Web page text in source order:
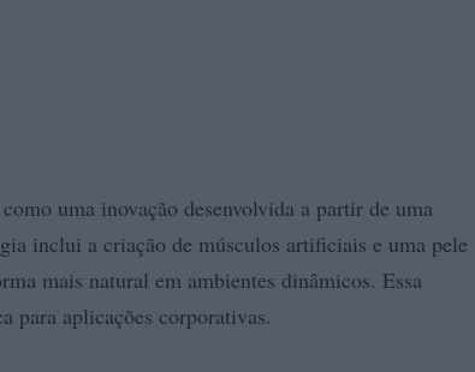
uma inovação desenvolvida a partir de uma
inclui a criação de músculos artificiais e uma pele
mais natural em ambientes dinâmicos. Essa
para aplicações corporativas.